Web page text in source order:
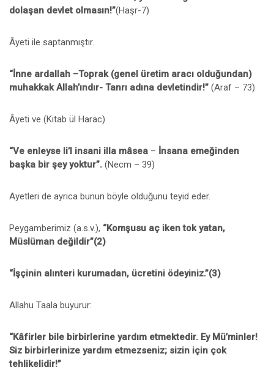
dolaşan devlet olmasın!”(Haşr-7)
Âyeti ile saptanmıştır.
“İnne ardallah –Toprak (genel üretim aracı olduğundan)
muhakkak Allah’ındır- Tanrı adına devletindir!” (Araf – 73)
Âyeti ve (Kitab ül Harac)
“Ve enleyse li’l insani illa mâsea – İnsana emeğinden
başka bir şey yoktur”. (Necm – 39)
Ayetleri de ayrıca bunun böyle olduğunu teyid eder.
Peygamberimiz (a.s.v.), “Komşusu aç iken tok yatan,
Müslüman değildir”(2)
“İşçinin alınteri kurumadan, ücretini ödeyiniz.”(3)
Allahu Taala buyurur:
“Kâfirler bile birbirlerine yardım etmektedir. Ey Mü’minler!
Siz birbirlerinize yardım etmezseniz; sizin için çok
tehlikelidir!”